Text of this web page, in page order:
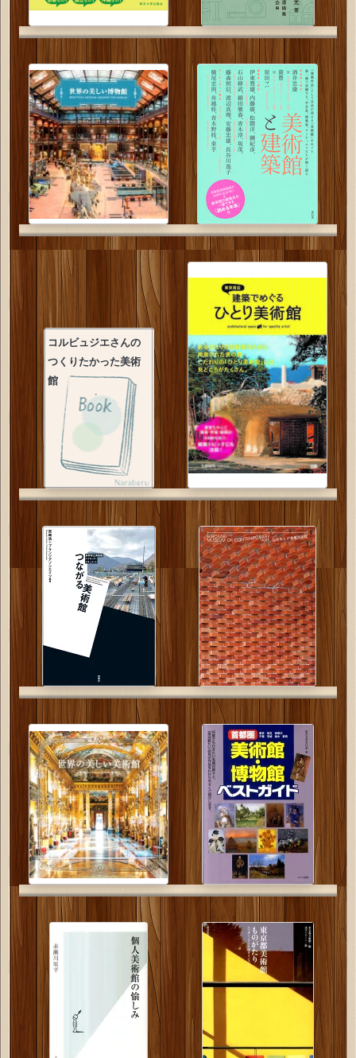
コルビュジエさんの
つくりたかった美術
館